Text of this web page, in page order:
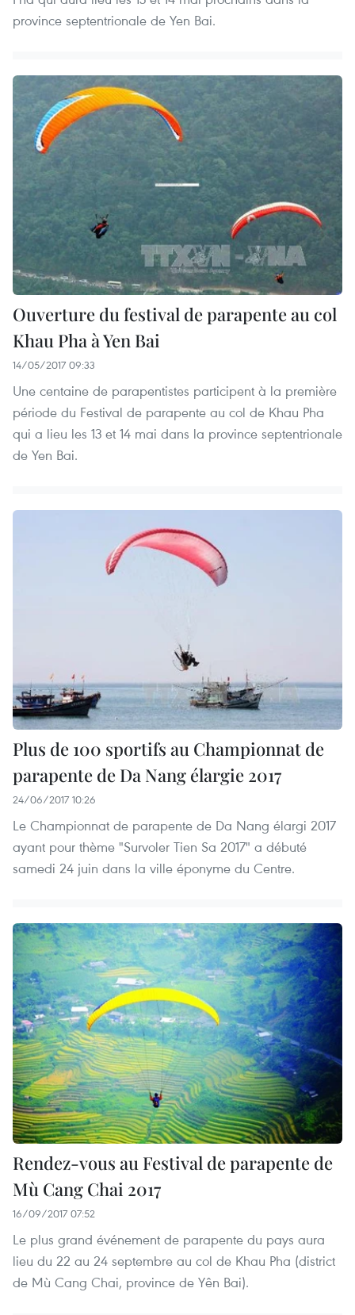
province septentrionale de Yen Bai.
Ouverture du festival de parapente au col
Khau Pha à Yen Bai
14/05/2017 09:33
Une centaine de parapentistes participent à la première
période du Festival de parapente au col de Khau Pha
qui a lieu les 13 et 14 mai dans la province septentrionale
de Yen Bai.
Plus de 100 sportifs au Championnat de
parapente de Da Nang élargie 2017
24/06/2017 10:26
Le Championnat de parapente de Da Nang élargi 2017
ayant pour thème "Survoler Tien Sa 2017" a débuté
samedi 24 juin dans la ville éponyme du Centre.
Rendez-vous au Festival de parapente de
Mù Cang Chai 2017
16/09/2017 07:52
Le plus grand événement de parapente du pays aura
lieu du 22 au 24 septembre au col de Khau Pha (district
de Mù Cang Chai, province de Yên Bai).